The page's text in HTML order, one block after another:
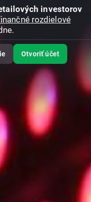
investorov
rozdielové
Otvoriť účet